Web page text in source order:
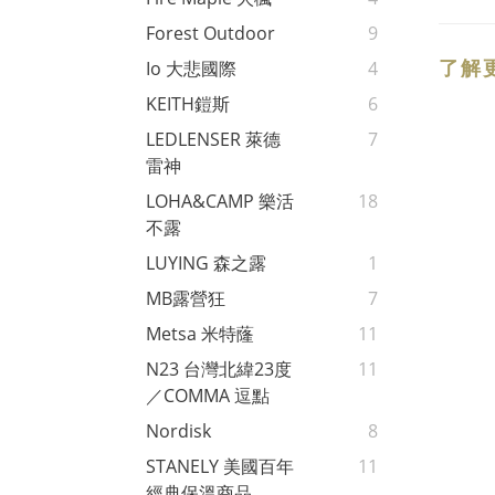
Forest Outdoor
9
Io 大悲國際
4
KEITH鎧斯
6
LEDLENSER 萊德
雷神
7
LOHA&CAMP 樂活
不露
18
LUYING 森之露
1
MB露營狂
7
Metsa 米特蕯
11
N23 台灣北緯23度
／COMMA 逗點
11
Nordisk
8
STANELY 美國百年
11
了解